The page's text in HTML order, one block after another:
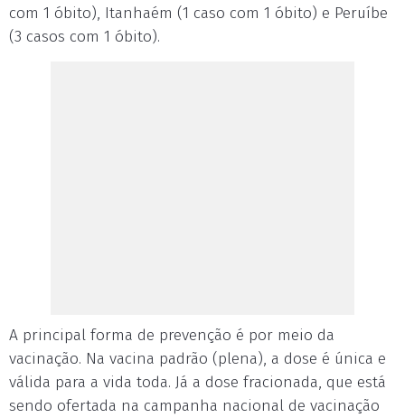
com 1 óbito), Itanhaém (1 caso com 1 óbito) e Peruíbe
(3 casos com 1 óbito).
A principal forma de prevenção é por meio da
vacinação. Na vacina padrão (plena), a dose é única e
válida para a vida toda. Já a dose fracionada, que está
sendo ofertada na campanha nacional de vacinação